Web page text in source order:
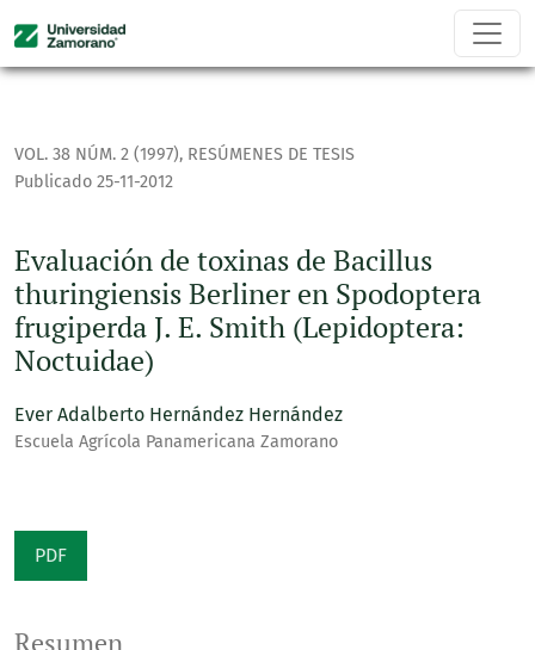
Evaluación de toxinas de Bacillus thuringiensis Berliner
VOL. 38 NÚM. 2 (1997), RESÚMENES DE TESIS
Evaluación de toxinas de Bacillus
thuringiensis Berliner en Spodoptera
frugiperda J. E. Smith (Lepidoptera:
Noctuidae)
Publicado 25-11-2012
Ever Adalberto Hernández Hernández
Escuela Agrícola Panamericana Zamorano
PDF
Resumen